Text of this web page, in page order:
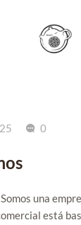
0
una
está